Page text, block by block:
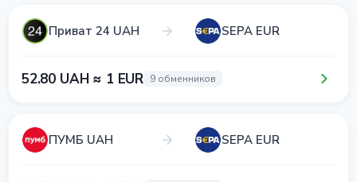
Приват 24 UAH SEPA EUR
52.80 UAH ≈ 1 EUR 9 обменников
ПУМБ UAH SEPA EUR